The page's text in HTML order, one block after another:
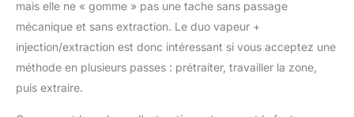
mais elle ne « gomme » pas une tache sans passage
mécanique et sans extraction. Le duo vapeur +
injection/extraction est donc intéressant si vous acceptez une
méthode en plusieurs passes : prétraiter, travailler la zone,
puis extraire.